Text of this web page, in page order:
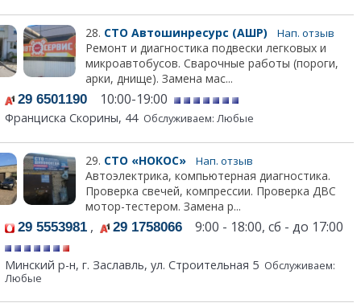
28. СТО Автошинресурс (АШР) Нап. отзыв
Ремонт и диагностика подвески легковых и
микроавтобусов. Сварочные работы (пороги,
арки, днище). Замена мас...
29 6501190 10:00-19:00
Франциска Скорины, 44 Обслуживаем: Любые
29. СТО «НОКОС» Нап. отзыв
Автоэлектрика, компьютерная диагностика.
Проверка свечей, компрессии. Проверка ДВС
мотор-тестером. Замена р...
29 5553981 , 29 1758066 9:00 - 18:00, сб - до 17:00
Минский р-н, г. Заславль, ул. Строительная 5 Обслуживаем:
Любые